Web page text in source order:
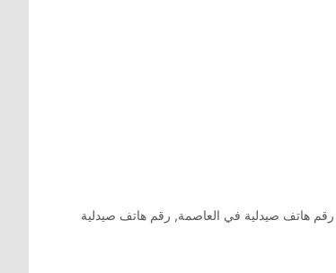
رقم هاتف صيدلية في العاصمة, رقم هاتف صيدلية